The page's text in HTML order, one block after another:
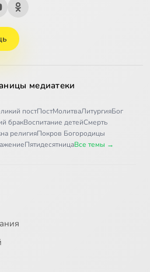
медиатеки
постПостМолитваЛитургияБог
бракВоспитание детейСмерть
религияПокров Богородицы
ПятидесятницаВсе темы →